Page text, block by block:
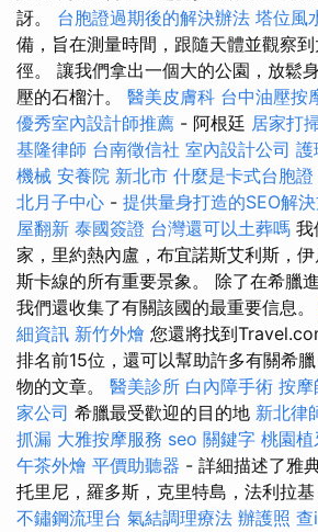
訝。 台胞證過期後的解決辦法 塔位風
備，旨在測量時間，跟隨天體並觀察
徑。 讓我們拿出一個大的公園，放鬆
壓的石榴汁。 醫美皮膚科 台中油壓按
優秀室內設計師推薦 - 阿根廷 居家打
基隆律師 台南徵信社 室內設計公司 護
機械 安養院 新北市 什麼是卡式台胞證
北月子中心 - 提供量身打造的SEO解
屋翻新 泰國簽證 台灣還可以土葬嗎 我
家，里約熱內盧，布宜諾斯艾利斯，
斯卡線的所有重要景象。 除了在希臘
我們還收集了有關該國的最重要信息。
細資訊 新竹外燴 您還將找到
排名前15位，還可以幫助許多有關希
物的文章。 醫美診所 白內障手術 按摩
家公司 希臘最受歡迎的目的地 新北律
抓漏 大雅按摩服務 seo 關鍵字 桃園植
午茶外燴 平價助聽器 - 詳細描述了雅
托里尼，羅多斯，克里特島，法利拉基
不鏽鋼流理台 氣結調理療法 辦護照 查